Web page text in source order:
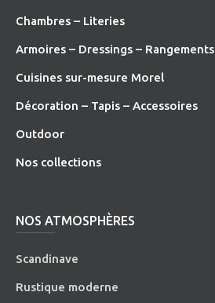
Chambres – Literies
Armoires – Dressings – Rangements
Cuisines sur-mesure Morel
Décoration – Tapis – Accessoires
Outdoor
Nos collections
NOS ATMOSPHÈRES
Scandinave
Rustique moderne